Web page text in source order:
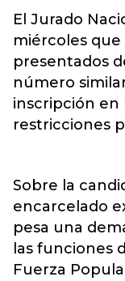
El Jurado
miércoles
presentados
número
inscripción en
restricciones
Sobre la
encarcelado
pesa una
las funciones
Fuerza